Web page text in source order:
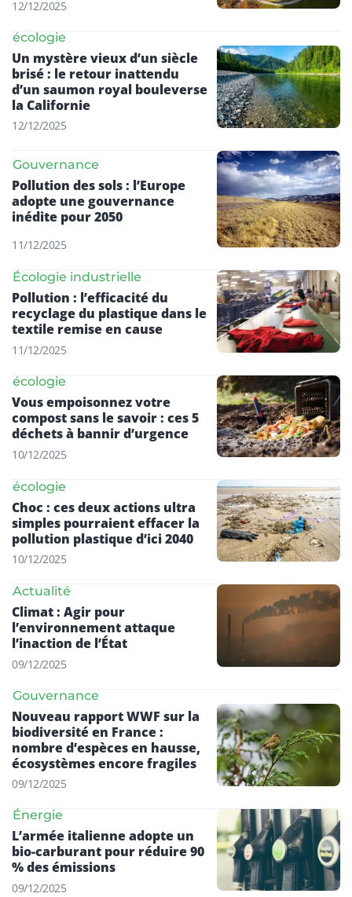
12/12/2025
écologie
Un mystère vieux d’un siècle
brisé : le retour inattendu
d’un saumon royal bouleverse
la Californie
12/12/2025
Gouvernance
Pollution des sols : l’Europe
adopte une gouvernance
inédite pour 2050
11/12/2025
Écologie industrielle
Pollution : l’efficacité du
recyclage du plastique dans le
textile remise en cause
11/12/2025
écologie
Vous empoisonnez votre
compost sans le savoir : ces 5
déchets à bannir d’urgence
10/12/2025
écologie
Choc : ces deux actions ultra
simples pourraient effacer la
pollution plastique d’ici 2040
10/12/2025
Actualité
Climat : Agir pour
l’environnement attaque
l’inaction de l’État
09/12/2025
Gouvernance
Nouveau rapport WWF sur la
biodiversité en France :
nombre d’espèces en hausse,
écosystèmes encore fragiles
09/12/2025
Énergie
L’armée italienne adopte un
bio-carburant pour réduire 90
% des émissions
09/12/2025